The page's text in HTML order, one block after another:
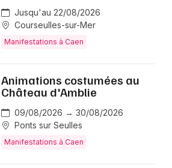
Jusqu'au 22/08/2026
Courseulles-sur-Mer
Manifestations à Caen
Animations costumées au
Château d'Amblie
09/08/2026 → 30/08/2026
Ponts sur Seulles
Manifestations à Caen